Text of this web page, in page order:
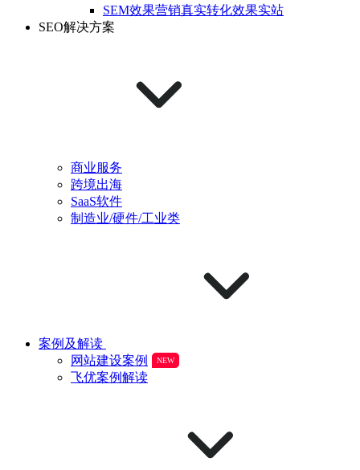
SEM效果营销真实转化效果实站
SEO解决方案
商业服务
跨境出海
SaaS软件
制造业/硬件/工业类
案例及解读
网站建设案例
NEW
飞优案例解读